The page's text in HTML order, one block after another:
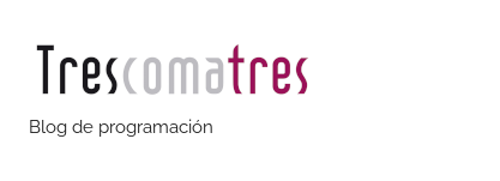
contenido
Trescomatres
Blog de programación